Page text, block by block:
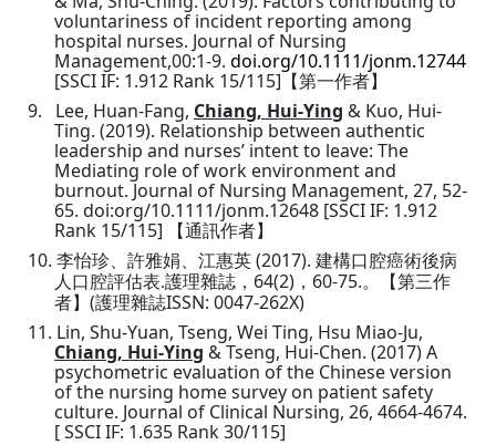
voluntariness of incident reporting among
hospital nurses. Journal of Nursing
Management,00:1-9. doi.org/10.1111/jonm.12744
[SSCI IF: 1.912 Rank 15/115] 【第一作者】
9. Lee, Huan-Fang, Chiang, Hui-Ying & Kuo, Hui-
Ting. (2019). Relationship between authentic
leadership and nurses’ intent to leave: The
Mediating role of work environment and
burnout. Journal of Nursing Management, 27, 52-
65. doi:org/10.1111/jonm.12648 [SSCI IF: 1.912
Rank 15/115]
【通訊作者】
10. 李怡珍 許雅娟 江惠英 (2017). 建構口腔癌術後病
人口腔評估表.護理雜誌 ， 64(2) ， 60-75.。 【第三作
者】 (護理雜誌ISSN: 0047-262X)
11. Lin, Shu-Yuan, Tseng, Wei Ting, Hsu Miao-Ju,
Chiang, Hui-Ying & Tseng, Hui-Chen. (2017) A
psychometric evaluation of the Chinese version
of the nursing home survey on patient safety
culture. Journal of Clinical Nursing, 26, 4664-4674.
[SSCI IF: 1.635 Rank 30/115]